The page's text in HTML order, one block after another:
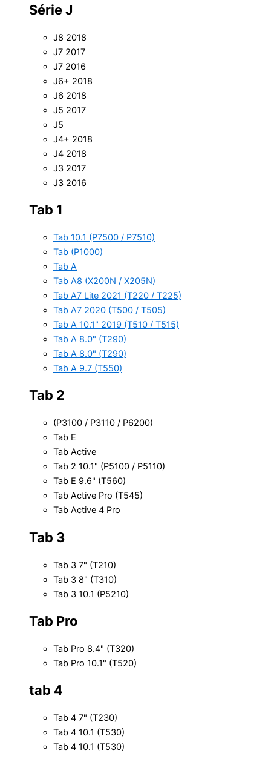
Série J
J8 2018
J7 2017
J7 2016
J6+ 2018
J6 2018
J5 2017
J5
J4+ 2018
J4 2018
J3 2017
J3 2016
Tab 1
Tab 10.1 (P7500 / P7510)
Tab (P1000)
Tab A
Tab A8 (X200N / X205N)
Tab A7 Lite 2021 (T220 / T225)
Tab A7 2020 (T500 / T505)
Tab A 10.1" 2019 (T510 / T515)
Tab A 8.0" (T290)
Tab A 8.0" (T290)
Tab A 9.7 (T550)
Tab 2
(P3100 / P3110 / P6200)
Tab E
Tab Active
Tab 2 10.1" (P5100 / P5110)
Tab E 9.6" (T560)
Tab Active Pro (T545)
Tab Active 4 Pro
Tab 3
Tab 3 7" (T210)
Tab 3 8" (T310)
Tab 3 10.1 (P5210)
Tab Pro
Tab Pro 8.4" (T320)
Tab Pro 10.1" (T520)
tab 4
Tab 4 7" (T230)
Tab 4 10.1 (T530)
Tab 4 10.1 (T530)